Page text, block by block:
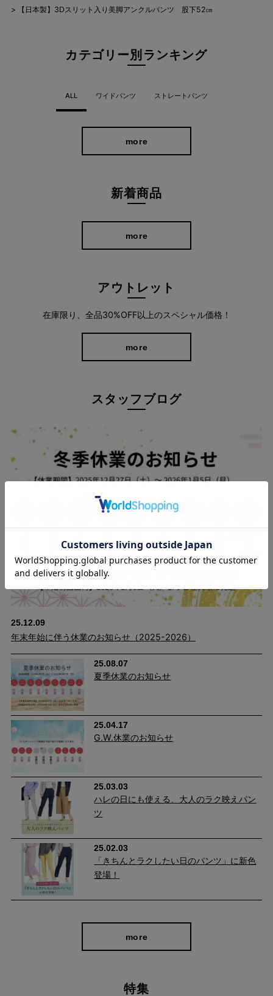
大手TV通販でも大好評。ラクして美脚。
大手テレビ通販ショップチャンネル（ブランド名：ラシュシュ）
でもご好評いただいた人気シルエット。全方向ストレッチで長時
間はいても窮屈感がなく、お出かけも旅行も快適に過ごせます。
汗ばむ日も、秋口までさらっと快適。
接触冷感・吸水速乾・UVカット機能付きで、暑い日も快適。薄
すぎず厚すぎない生地感で、春から秋まで長く活躍する頼れる一
【日本製】3Dスリット入り美脚アンクルパンツ 股下52㎝
カテゴリー別ランキング
ALL ワイドパンツ ストレートパンツ
more
新着商品
more
アウトレット
在庫限り、全品30%OFF以上のスペシャル価格！
more
スタッフブログ
25.12.09
年末年始に伴う休業のお知らせ（2025-2026）
25.08.07
夏季休業のお知らせ
25.04.17
G.W.休業のお知らせ
25.03.03
ハレの日にも使える、大人のラク映えパン
ツ
25.02.03
「きちんとラクしたい日のパンツ」に新色
登場！
more
特集